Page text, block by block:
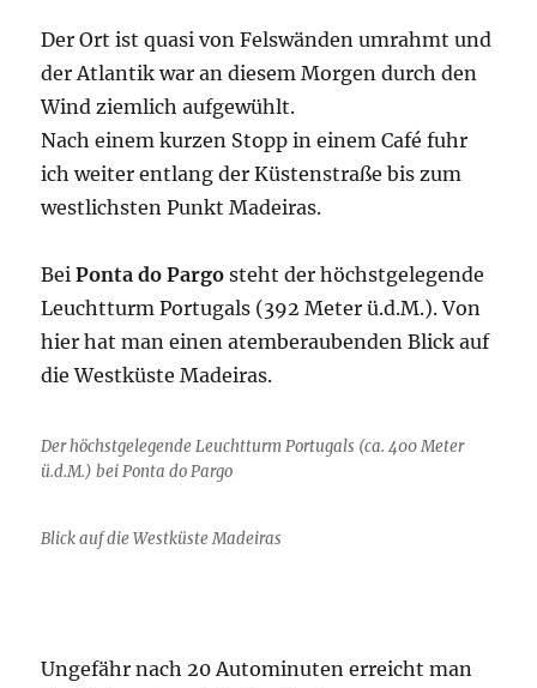
Der Ort ist quasi von Felswänden umrahmt und
der Atlantik war an diesem Morgen durch den
Wind ziemlich aufgewühlt.
Nach einem kurzen Stopp in einem Café fuhr
ich weiter entlang der Küstenstraße bis zum
westlichsten Punkt Madeiras.
BeiPonta do Pargo steht der höchstgelegende
Leuchtturm Portugals (392 Meter ü.d.M.). Von
hier hat man einen atemberaubenden Blick auf
die Westküste Madeiras.
Der höchstgelegende Leuchtturm Portugals (ca. 400 Meter
ü.d.M.) bei Ponta do Pargo
Blick auf die Westküste Madeiras
Ungefähr nach 20 Autominuten erreicht man